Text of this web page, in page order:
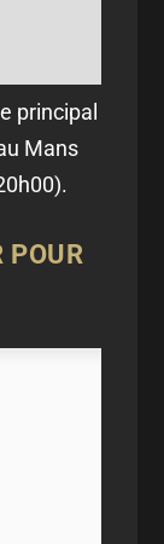
principal
Mans
POUR